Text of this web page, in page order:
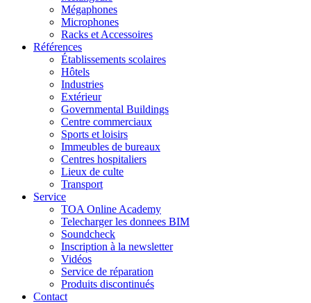
Mégaphones
Microphones
Racks et Accessoires
Références
Établissements scolaires
Hôtels
Industries
Extérieur
Governmental Buildings
Centre commerciaux
Sports et loisirs
Immeubles de bureaux
Centres hospitaliers
Lieux de culte
Transport
Service
TOA Online Academy
Telecharger les donnees BIM
Soundcheck
Inscription à la newsletter
Vidéos
Service de réparation
Produits discontinués
Contact